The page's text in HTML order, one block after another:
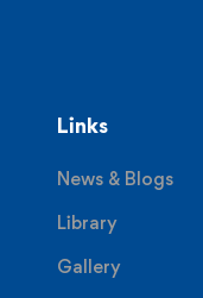
Links
News & Blogs
Library
Gallery